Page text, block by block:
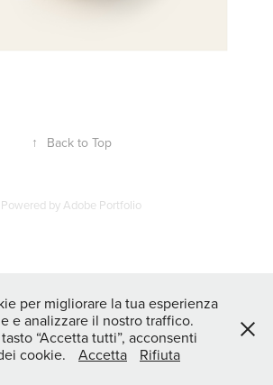
↑ Back to Top
Powered byAdobe Portfolio
per migliorare la tua esperienza
e analizzare il nostro traffico.
“Accetta tutti”, acconsenti
cookie.
Accetta Rifiuta